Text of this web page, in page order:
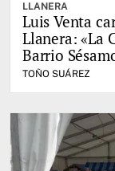
LLANERA
Luis Venta
Llanera: «La
Barrio
TOÑO SUÁREZ